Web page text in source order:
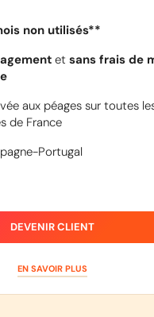
non utilisés**
et sans frais de
aux péages sur toutes
de France
Portugal
DEVENIR CLIENT
EN SAVOIR PLUS